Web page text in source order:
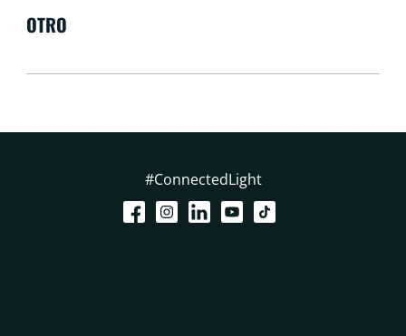
OTRO
#ConnectedLight